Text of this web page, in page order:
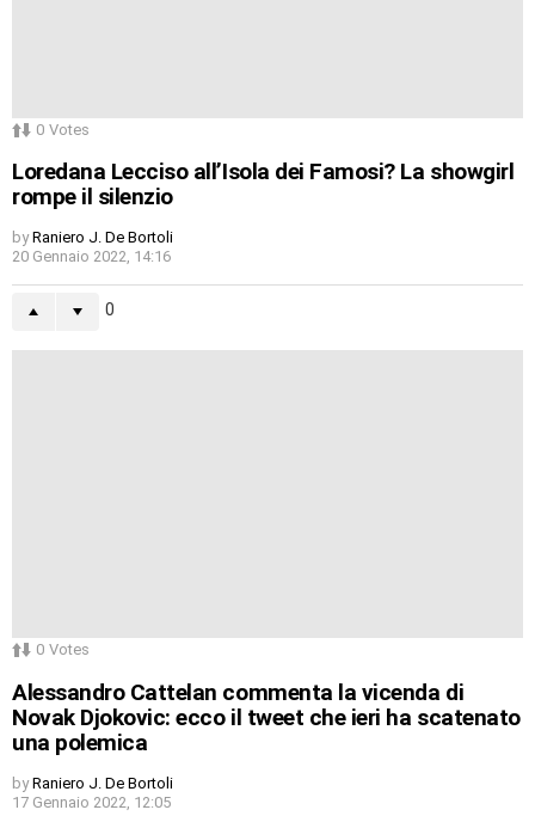
0 Votes
Loredana Lecciso all’Isola dei Famosi? La showgirl
rompe il silenzio
by Raniero J. De Bortoli
20 Gennaio 2022, 14:16
0
0 Votes
Alessandro Cattelan commenta la vicenda di
Novak Djokovic: ecco il tweet che ieri ha scatenato
una polemica
by Raniero J. De Bortoli
17 Gennaio 2022, 12:05